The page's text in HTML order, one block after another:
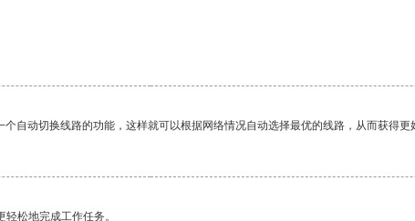
自动切换线路的功能，这样就可以根据网络情况自动选择最优的线路，从而获得更
松地完成工作任务。